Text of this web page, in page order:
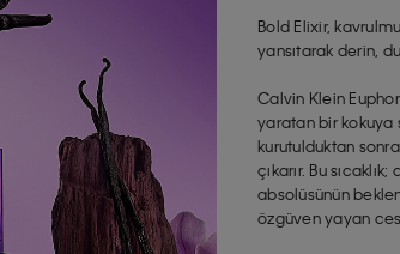
Bold Elixir,
yansıtarak derin,
Calvin Klein
yaratan bir kokuya
kurutulduktan
çıkarır. Bu
absolüsünün
özgüven yayan